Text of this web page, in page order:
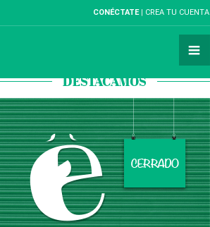
CONÉCTATE CREA TU CUENTA
DESTACAMOS